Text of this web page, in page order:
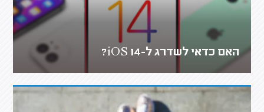
האם כדאי לשדרג ל-iOS 14?